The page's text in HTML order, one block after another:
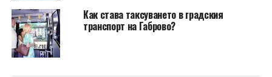
Как става таксуването в градския
транспорт на Габрово?